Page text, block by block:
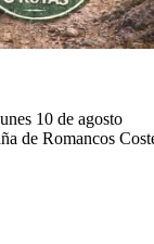
10 de agosto
de Romancos